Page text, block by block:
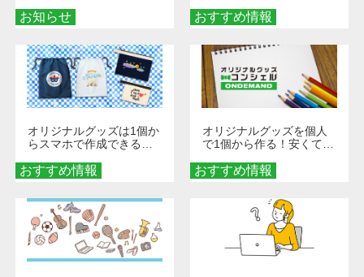
お知らせ おすすめ情報
ダーメイドする魅力と選
び方
おすすめ情報
オリジナルグッズは1個か
らスマホで作成できる！
くなる巾着＆ポーチ活用
術
おすすめ情報
オリジナルグッズを個人
で1個から作る！安くて簡
秘訣